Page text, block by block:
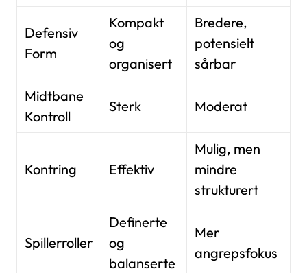
Defensiv
Form
Kompakt
og
organisert
Bredere,
potensielt
sårbar
Midtbane
Kontroll
Sterk Moderat
Kontring Effektiv
Mulig, men
mindre
strukturert
Spillerroller
Definerte
og
balanserte
Mer
angrepsfokus